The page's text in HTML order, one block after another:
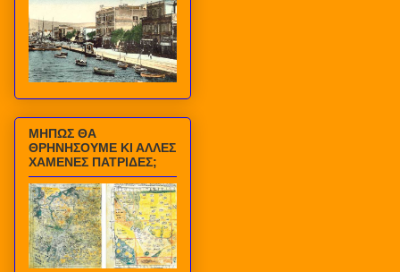
ΜΗΠΩΣ ΘΑ
ΘΡΗΝΗΣΟΥΜΕ ΚΙ ΑΛΛΕΣ
ΧΑΜΕΝΕΣ ΠΑΤΡΙΔΕΣ;